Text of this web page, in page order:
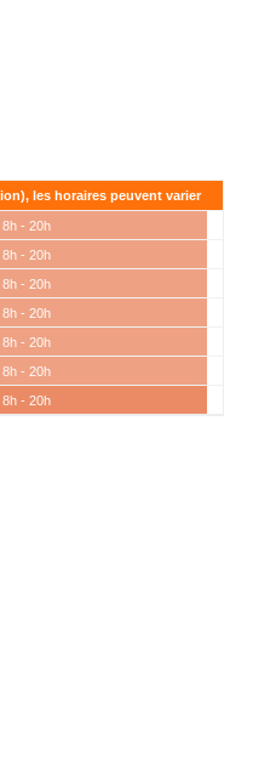
les horaires peuvent varier
8h - 20h
8h - 20h
8h - 20h
8h - 20h
8h - 20h
8h - 20h
8h - 20h